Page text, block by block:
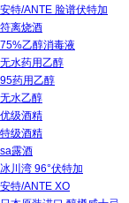
安特/ANTE 脸谱伏特加
符离烧酒
75%乙醇消毒液
无水药用乙醇
95药用乙醇
无水乙醇
优级酒精
特级酒精
sa露酒
冰川湾 96°伏特加
安特/ANTE XO